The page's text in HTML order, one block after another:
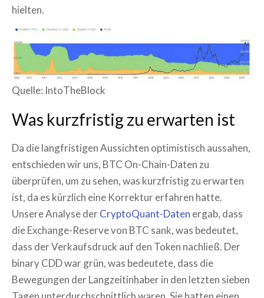
hielten.
Quelle: IntoTheBlock
Was kurzfristig zu erwarten ist
Da die langfristigen Aussichten optimistisch aussahen,
entschieden wir uns, BTC On-Chain-Daten zu
überprüfen, um zu sehen, was kurzfristig zu erwarten
ist, da es kürzlich eine Korrektur erfahren hatte.
Unsere Analyse derCryptoQuant-Daten ergab, dass
die Exchange-Reserve von BTC sank, was bedeutet,
dass der Verkaufsdruck auf den Token nachließ. Der
binary CDD war grün, was bedeutete, dass die
Bewegungen der Langzeitinhaber in den letzten sieben